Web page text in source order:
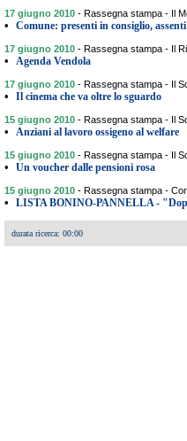
17 giugno 2010 - Rassegna stampa - Il
• Comune: presenti in consiglio,
17 giugno 2010 - Rassegna stampa - Il
• Agenda Vendola
17 giugno 2010 - Rassegna stampa - Il
• Il cinema che va oltre lo sguardo
15 giugno 2010 - Rassegna stampa - Il
• Anziani al lavoro ossigeno al welfare
15 giugno 2010 - Rassegna stampa - Il
• Un voucher dalle pensioni rosa
15 giugno 2010 - Rassegna stampa -
• LISTA BONINO-PANNELLA -
durata ricerca: 00:00